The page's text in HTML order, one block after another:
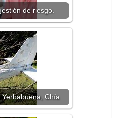
de riesgo.
Yerbabuena, Chía